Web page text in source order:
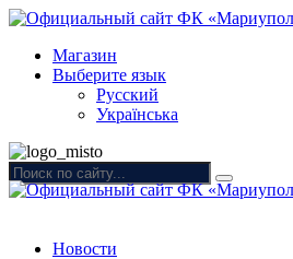
Магазин
Выберите язык
Русский
Українська
Новости